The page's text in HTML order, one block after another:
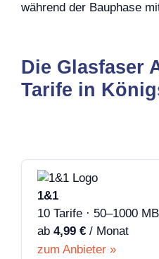
während der Bauphase
Die Glasfaser
Tarife in
1&1
10 Tarife · 50–1000
ab 4,99 € / Monat
zum Anbieter »